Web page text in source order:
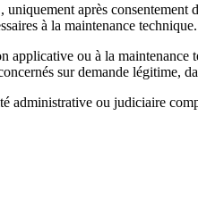
après consentement
à la maintenance technique.
applicative ou à la
sur demande légitime,
ou judiciaire